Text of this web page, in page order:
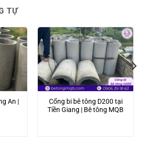
TỰ
An |
Cống bi bê tông D200 tại
Tiền Giang | Bê tông MQB